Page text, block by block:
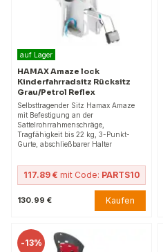
auf Lager
HAMAX Amaze lock
Kinderfahrradsitz Rücksitz
Grau/Petrol Reflex
Selbsttragender Sitz Hamax Amaze
mit Befestigung an der
Sattelrohrrahmenschräge,
Tragfähigkeit bis 22 kg, 3-Punkt-
Gurte, abschließbarer Halter
117.89 € mit Code: PARTS10
130.99 € Kaufen
-13%